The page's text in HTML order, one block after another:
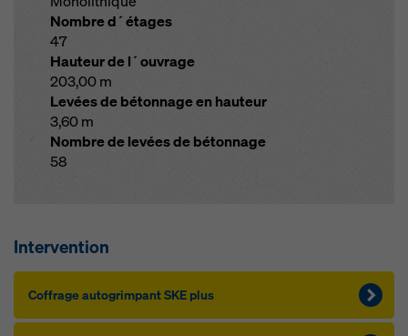
Nombre d´étages
47
Hauteur de l´ouvrage
203,00 m
Levées de bétonnage en hauteur
3,60 m
Nombre de levées de bétonnage
58
Intervention
Cof­f­rage au­to­g­rim­pant SKE plus